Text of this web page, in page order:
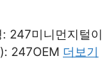
247미니먼지털이
247OEM 더보기